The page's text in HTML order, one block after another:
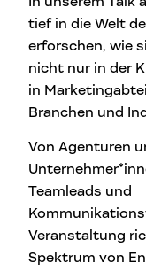
tief in die Welt
erforschen, wie
nicht nur in der
in
Branchen und
Von Agenturen
Teamleads und
Veranstaltung
Spektrum von